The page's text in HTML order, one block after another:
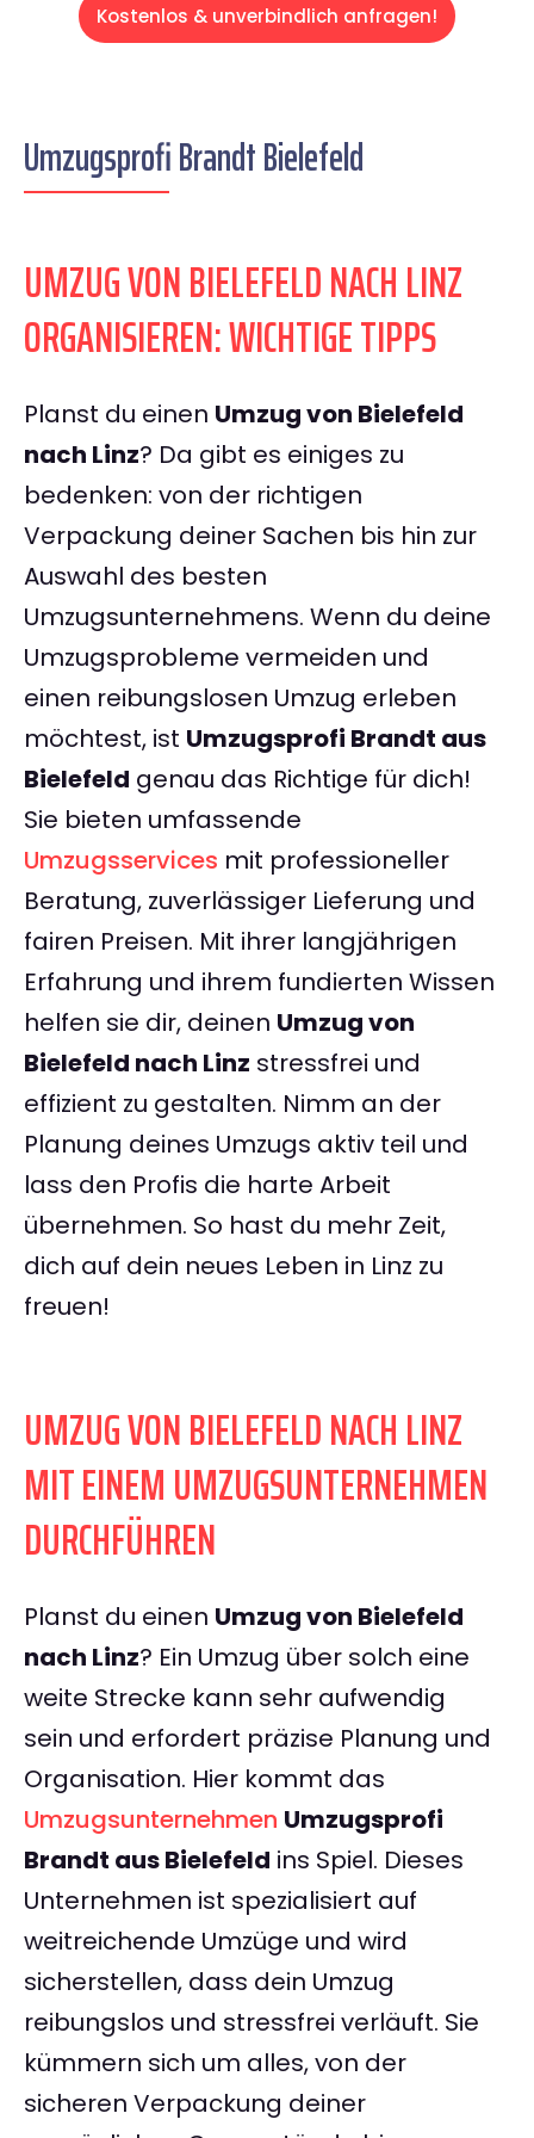
Kostenlos & unverbindlich anfragen!
Umzugsprofi Brandt Bielefeld
UMZUG VON BIELEFELD NACH LINZ
ORGANISIEREN: WICHTIGE TIPPS
Planst du einen Umzug von Bielefeld
nach Linz? Da gibt es einiges zu
bedenken: von der richtigen
Verpackung deiner Sachen bis hin zur
Auswahl des besten
Umzugsunternehmens. Wenn du deine
Umzugsprobleme vermeiden und
einen reibungslosen Umzug erleben
möchtest, ist Umzugsprofi Brandt aus
Bielefeld genau das Richtige für dich!
Sie bieten umfassende
Umzugsservices mit professioneller
Beratung, zuverlässiger Lieferung und
fairen Preisen. Mit ihrer langjährigen
Erfahrung und ihrem fundierten Wissen
helfen sie dir, deinen Umzug von
Bielefeld nach Linz stressfrei und
effizient zu gestalten. Nimm an der
Planung deines Umzugs aktiv teil und
lass den Profis die harte Arbeit
übernehmen. So hast du mehr Zeit,
dich auf dein neues Leben in Linz zu
freuen!
UMZUG VON BIELEFELD NACH LINZ
MIT EINEM UMZUGSUNTERNEHMEN
DURCHFÜHREN
Planst du einen Umzug von Bielefeld
nach Linz? Ein Umzug über solch eine
weite Strecke kann sehr aufwendig
sein und erfordert präzise Planung und
Organisation. Hier kommt das
Umzugsunternehmen Umzugsprofi
Brandt aus Bielefeld ins Spiel. Dieses
Unternehmen ist spezialisiert auf
weitreichende Umzüge und wird
sicherstellen, dass dein Umzug
reibungslos und stressfrei verläuft. Sie
kümmern sich um alles, von der
sicheren Verpackung deiner